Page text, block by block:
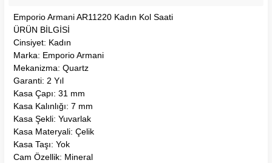
Emporio Armani AR11220 Kadın Kol Saati
ÜRÜN BİLGİSİ
Cinsiyet: Kadın
Marka: Emporio Armani
Mekanizma: Quartz
Garanti: 2 Yıl
Kasa Çapı: 31 mm
Kasa Kalınlığı: 7 mm
Kasa Şekli: Yuvarlak
Kasa Materyali: Çelik
Kasa Taşı: Yok
Cam Özellik: Mineral